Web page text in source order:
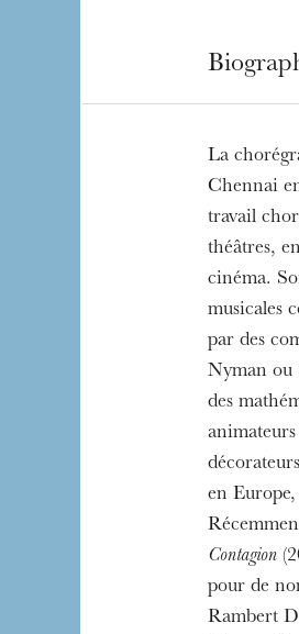
La
Chennai
travail
théâtres,
cinéma.
musicales
par des
Nyman ou
des
animateurs
en
Contagion
pour de
Rambert